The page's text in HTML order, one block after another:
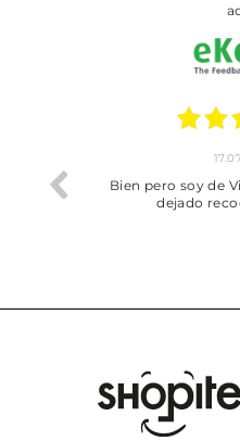
trobat
Bien pero soy de
dejado